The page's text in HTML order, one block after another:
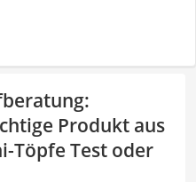
:
Produkt aus
Töpfe Test oder